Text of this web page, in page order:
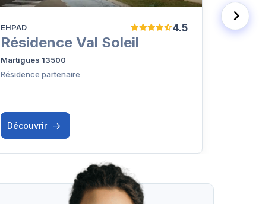
4.5
EHPAD
Résidence Val Soleil
Martigues 13500
Résidence partenaire
Découvrir